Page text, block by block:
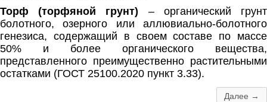
Торф (торфяной грунт) – органический грунт
болотного, озерного или аллювиально-болотного
генезиса, содержащий в своем составе по массе
50% и более органического вещества,
представленного преимущественно растительными
остатками (ГОСТ 25100.2020 пункт 3.33).
Далее →